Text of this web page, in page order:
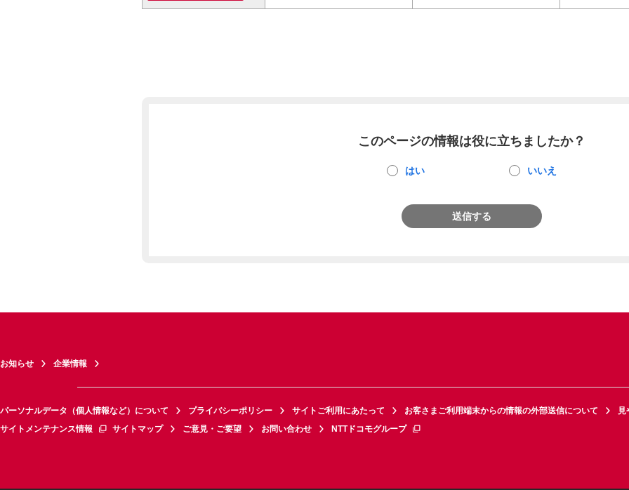
このページの情報は役に立ちましたか？
はい いいえ
送信する
お知らせ 企業情報
パーソナルデータ（個人情報など）について プライバシーポリシー サイトご利用にあたって お客さまご利用端末からの情報の外部送信について
見
サイトメンテナンス情報
サイトマップ ご意見・ご要望 お問い合わせ NTTドコモグループ